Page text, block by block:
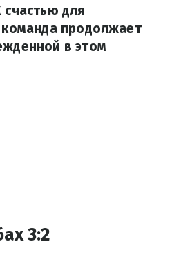
для
команда продолжает
в этом
3:2